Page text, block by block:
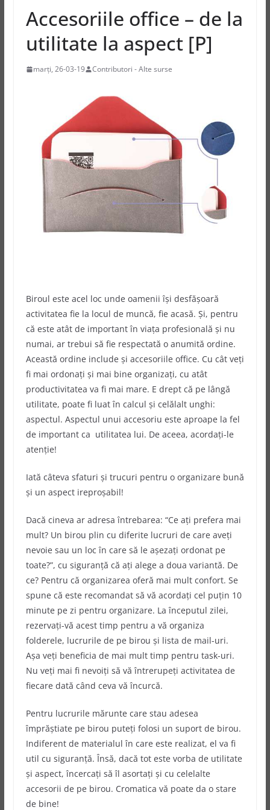
Accesoriile office – de la
utilitate la aspect [P]
marți, 26-03-19 Contributori - Alte surse
Biroul este acel loc unde oamenii își desfășoară
activitatea fie la locul de muncă, fie acasă. Și, pentru
că este atât de important în viața profesională și nu
numai, ar trebui să fie respectată o anumită ordine.
Această ordine include și accesoriile office. Cu cât veți
fi mai ordonați și mai bine organizați, cu atât
productivitatea va fi mai mare. E drept că pe lângă
utilitate, poate fi luat în calcul și celălalt unghi:
aspectul. Aspectul unui accesoriu este aproape la fel
de important ca utilitatea lui. De aceea, acordați-le
atenție!
Iată câteva sfaturi și trucuri pentru o organizare bună
și un aspect ireproșabil!
Dacă cineva ar adresa întrebarea: “Ce ați prefera mai
mult? Un birou plin cu diferite lucruri de care aveți
nevoie sau un loc în care să le așezați ordonat pe
toate?”, cu siguranță că ați alege a doua variantă. De
ce? Pentru că organizarea oferă mai mult confort. Se
spune că este recomandat să vă acordați cel puțin 10
minute pe zi pentru organizare. La începutul zilei,
rezervați-vă acest timp pentru a vă organiza
folderele, lucrurile de pe birou și lista de mail-uri.
Așa veți beneficia de mai mult timp pentru task-uri.
Nu veți mai fi nevoiți să vă întrerupeți activitatea de
fiecare dată când ceva vă încurcă.
Pentru lucrurile mărunte care stau adesea
împrăștiate pe birou puteți folosi un suport de birou.
Indiferent de materialul în care este realizat, el va fi
util cu siguranță. Însă, dacă tot este vorba de utilitate
și aspect, încercați să îl asortați și cu celelalte
accesorii de pe birou. Cromatica vă poate da o stare
de bine!